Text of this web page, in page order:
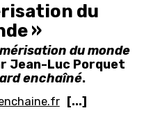
du
»
du monde
Jean-Luc Porquet
enchaîné.
[...]